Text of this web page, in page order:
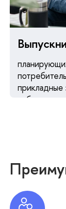
прикладные
работать